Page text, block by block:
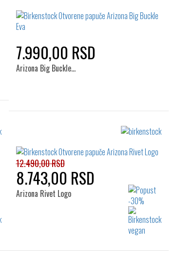
41
7.990,00 RSD
Arizona Big Buckle…
12.490,00 RSD
8.743,00 RSD
Arizona Rivet Logo